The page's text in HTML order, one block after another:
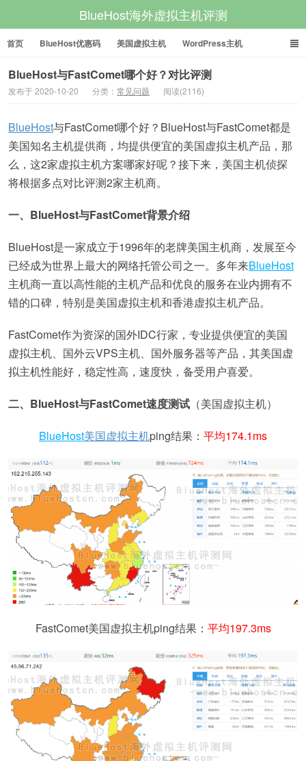
BlueHost海外虚拟主机评测
首页 BlueHost优惠码 美国虚拟主机 WordPress主机
美国VPS 美国服务器
BlueHost与FastComet哪个好？对比评测
发布于 2020-10-20 分类： 常见问题 阅读(2116)
BlueHost与FastComet哪个好？BlueHost与FastComet都是
美国知名主机提供商，均提供便宜的美国虚拟主机产品，那
么，这2家虚拟主机方案哪家好呢？接下来，美国主机侦探
将根据多点对比评测2家主机商。
一、BlueHost与FastComet背景介绍
BlueHost是一家成立于1996年的老牌美国主机商，发展至今
已经成为世界上最大的网络托管公司之一。多年来BlueHost
主机商一直以高性能的主机产品和优良的服务在业内拥有不
错的口碑，特别是美国虚拟主机和香港虚拟主机产品。
FastComet作为资深的国外IDC行家，专业提供便宜的美国
虚拟主机、国外云VPS主机、国外服务器等产品，其美国虚
拟主机性能好，稳定性高，速度快，备受用户喜爱。
二、BlueHost与FastComet速度测试 （美国虚拟主机）
BlueHost美国虚拟主机ping结果： 平均174.1ms
FastComet美国虚拟主机ping结果： 平均197.3ms